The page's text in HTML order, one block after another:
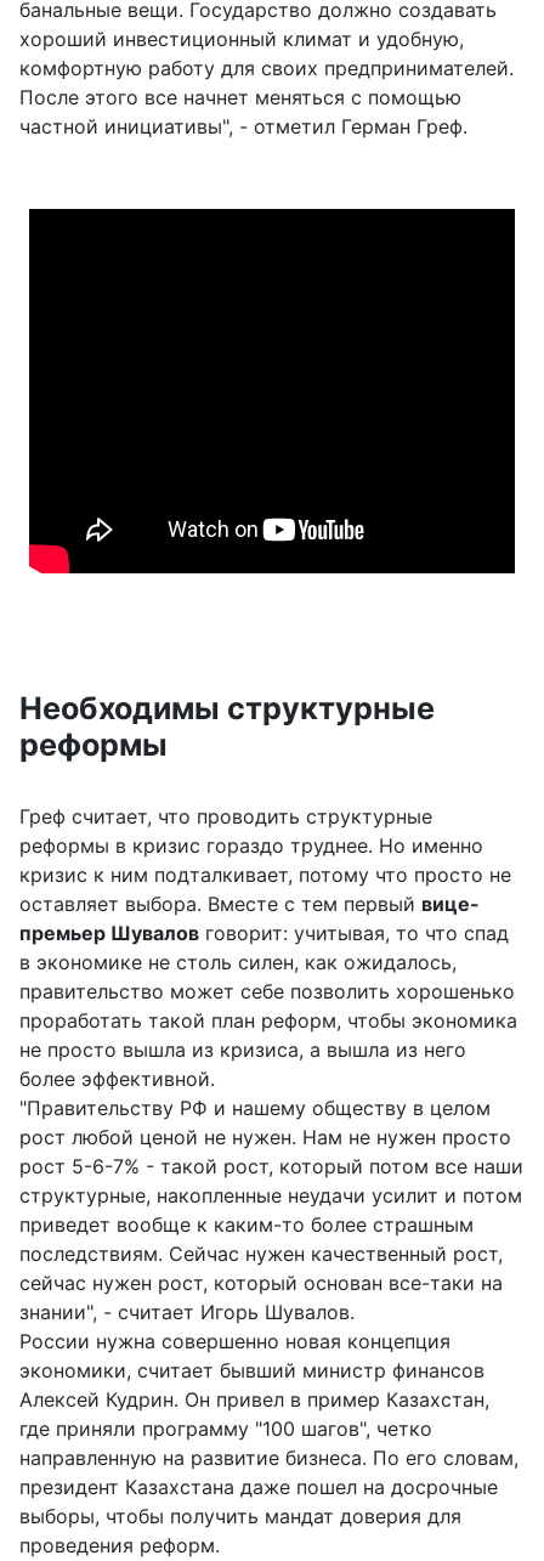
банальные вещи. Государство должно создавать
хороший инвестиционный климат и удобную,
комфортную работу для своих предпринимателей.
После этого все начнет меняться с помощью
частной инициативы", - отметил Герман Греф.
Необходимы структурные
реформы
Греф считает, что проводить структурные
реформы в кризис гораздо труднее. Но именно
кризис к ним подталкивает, потому что просто не
оставляет выбора. Вместе с тем первый вице-
премьер Шувалов говорит: учитывая, то что спад
в экономике не столь силен, как ожидалось,
правительство может себе позволить хорошенько
проработать такой план реформ, чтобы экономика
не просто вышла из кризиса, а вышла из него
более эффективной.
"Правительству РФ и нашему обществу в целом
рост любой ценой не нужен. Нам не нужен просто
рост 5-6-7% - такой рост, который потом все наши
структурные, накопленные неудачи усилит и потом
приведет вообще к каким-то более страшным
последствиям. Сейчас нужен качественный рост,
сейчас нужен рост, который основан все-таки на
знании", - считает Игорь Шувалов.
России нужна совершенно новая концепция
экономики, считает бывший министр финансов
Алексей Кудрин. Он привел в пример Казахстан,
где приняли программу "100 шагов", четко
направленную на развитие бизнеса. По его словам,
президент Казахстана даже пошел на досрочные
выборы, чтобы получить мандат доверия для
проведения реформ.